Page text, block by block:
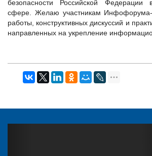
безопасности Российской Федерации
сфере. Желаю участникам Инфофорума-
работы, конструктивных дискуссий и
направленных на укрепление